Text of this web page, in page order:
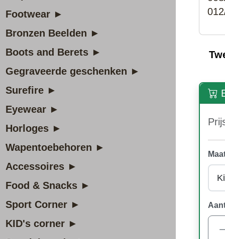
Footwear ►
Bronzen Beelden ►
Boots and Berets ►
Gegraveerde geschenken ►
Surefire ►
Eyewear ►
Horloges ►
Wapentoebehoren ►
Accessoires ►
Food & Snacks ►
Sport Corner ►
KID's corner ►